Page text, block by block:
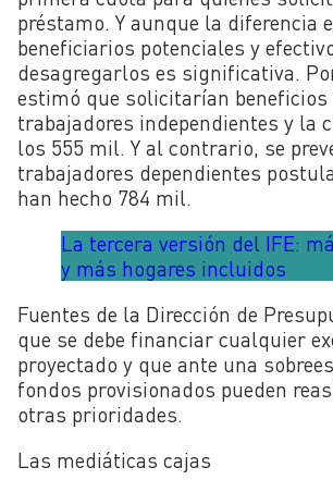
préstamo. Y aunque la diferencia
beneficiarios potenciales y
desagregarlos es significativa.
estimó que solicitarían beneficios
trabajadores independientes y la
los 555 mil. Y al contrario, se
trabajadores dependientes
han hecho 784 mil.
La tercera versión del IFE:
y más hogares incluidos
Fuentes de la Dirección de
que se debe financiar cualquier
proyectado y que ante una
fondos provisionados pueden
otras prioridades.
Las mediáticas cajas